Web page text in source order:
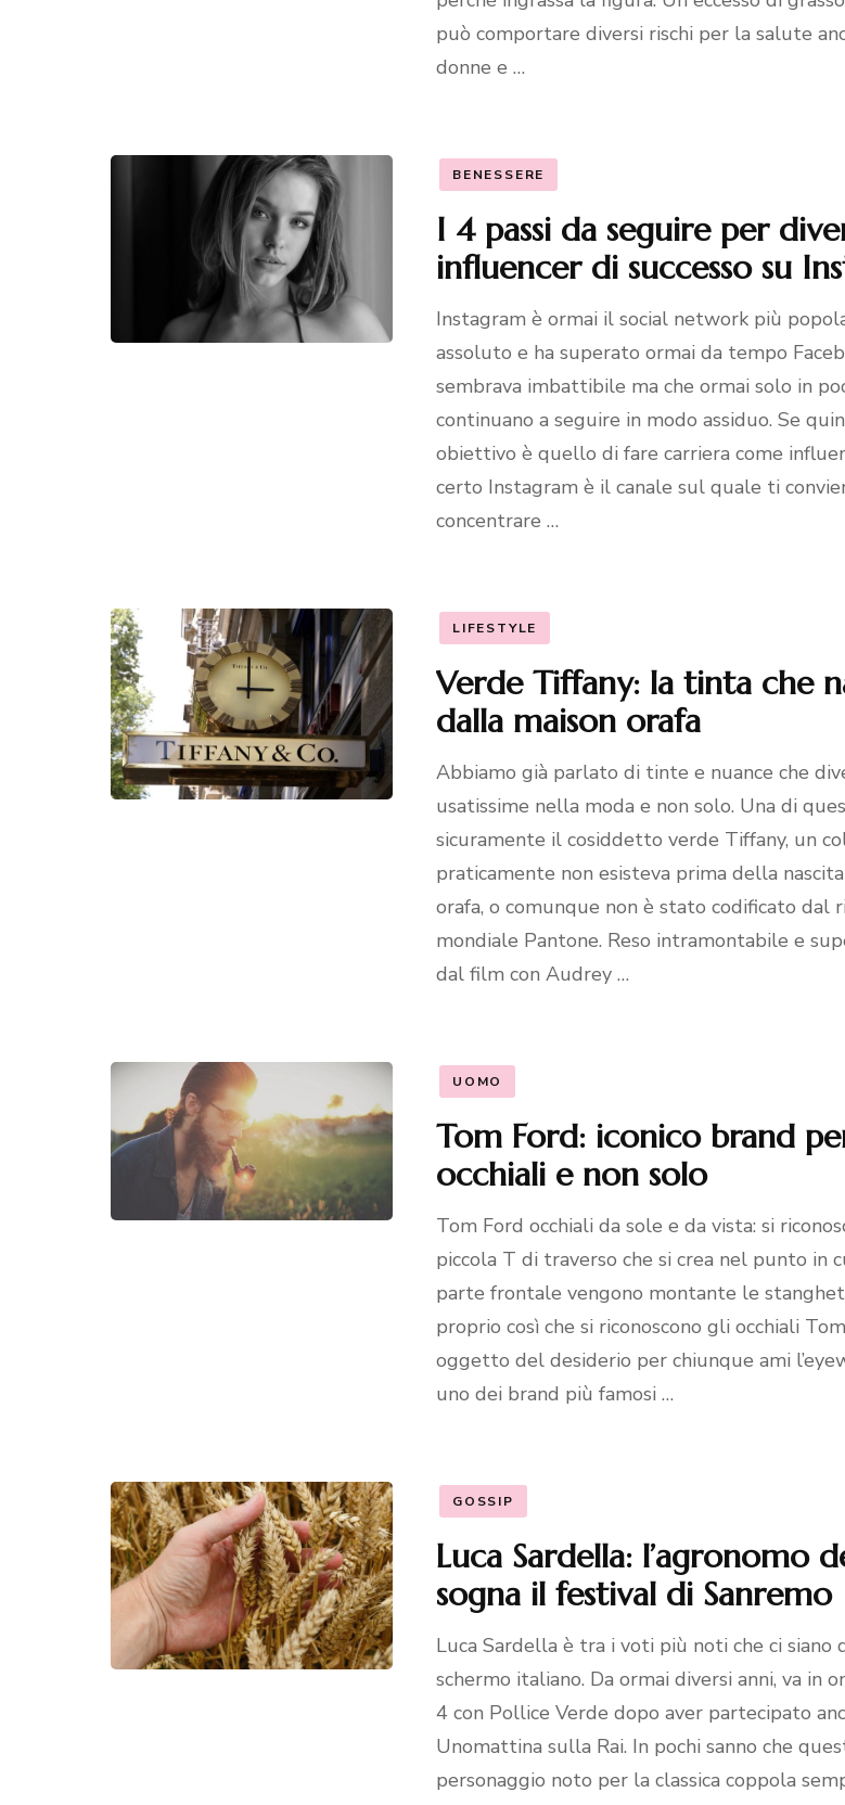
può comportare diversi rischi per la salute
donne e …
BENESSERE
I 4 passi da seguire per
influencer di successo su
Instagram è ormai il social network più
assoluto e ha superato ormai da tempo
sembrava imbattibile ma che ormai solo in
continuano a seguire in modo assiduo. Se
obiettivo è quello di fare carriera come
certo Instagram è il canale sul quale ti
concentrare …
LIFESTYLE
Verde Tiffany: la tinta che
dalla maison orafa
Abbiamo già parlato di tinte e nuance che
usatissime nella moda e non solo. Una di
sicuramente il cosiddetto verde Tiffany, un
praticamente non esisteva prima della
orafa, o comunque non è stato codificato dal
mondiale Pantone. Reso intramontabile e
dal film con Audrey …
UOMO
Tom Ford: iconico brand
occhiali e non solo
Tom Ford occhiali da sole e da vista: si
piccola T di traverso che si crea nel punto in
parte frontale vengono montante le
proprio così che si riconoscono gli occhiali
oggetto del desiderio per chiunque ami
uno dei brand più famosi …
GOSSIP
Luca Sardella: l’agronomo
sogna il festival di Sanremo
Luca Sardella è tra i voti più noti che ci siano
schermo italiano. Da ormai diversi anni, va in
4 con Pollice Verde dopo aver partecipato
Unomattina sulla Rai. In pochi sanno che
personaggio noto per la classica coppola